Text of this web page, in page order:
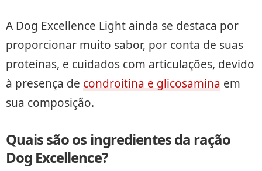
A Dog Excellence Light ainda se destaca por
proporcionar muito sabor, por conta de suas
proteínas, e cuidados com articulações, devido
à presença de condroitina e glicosamina em
sua composição.
Quais são os ingredientes da ração
Dog Excellence?